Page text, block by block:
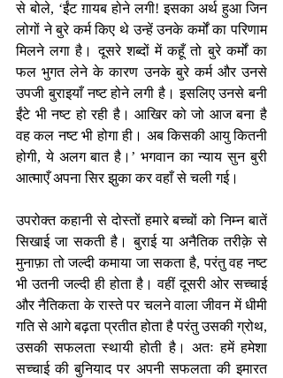
से बोले, ‘ईंट ग़ायब होने लगी! इसका अर्थ हुआ जिन
लोगों ने बुरे कर्म किए थे उन्हें उनके कर्मों का परिणाम
मिलने लगा है। दूसरे शब्दों में कहूँ तो बुरे कर्मों का
फल भुगत लेने के कारण उनके बुरे कर्म और उनसे
उपजी बुराइयाँ नष्ट होने लगी है। इसलिए उनसे बनी
ईंटे भी नष्ट हो रही है। आखिर को जो आज बना है
वह कल नष्ट भी होगा ही। अब किसकी आयु कितनी
होगी, ये अलग बात है।’ भगवान का न्याय सुन बुरी
आत्माएँ अपना सिर झुका कर वहाँ से चली गई।
उपरोक्त कहानी से दोस्तों हमारे बच्चों को निम्न बातें
सिखाई जा सकती है। बुराई या अनैतिक तरीक़े से
मुनाफ़ा तो जल्दी कमाया जा सकता है, परंतु वह नष्ट
भी उतनी जल्दी ही होता है। वहीं दूसरी ओर सच्चाई
और नैतिकता के रास्ते पर चलने वाला जीवन में धीमी
गति से आगे बढ़ता प्रतीत होता है परंतु उसकी ग्रोथ,
उसकी सफलता स्थायी होती है। अतः हमें हमेशा
सच्चाई की बुनियाद पर अपनी सफलता की इमारत